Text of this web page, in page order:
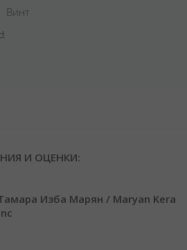
Винт
И ОЦЕНКИ:
Изба Марян / Maryan Kera